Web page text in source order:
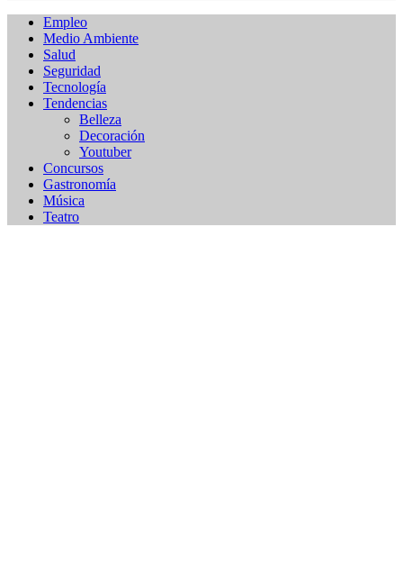
Empleo
Medio Ambiente
Salud
Seguridad
Tecnología
Tendencias
Belleza
Decoración
Youtuber
Concursos
Gastronomía
Música
Teatro